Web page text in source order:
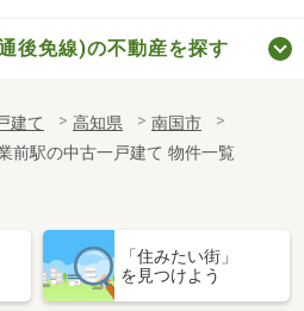
後免線)の不動産を探す
建て 高知県
南国市
前駅の中古一戸建て 物件一覧
「住みたい街」
を見つけよう